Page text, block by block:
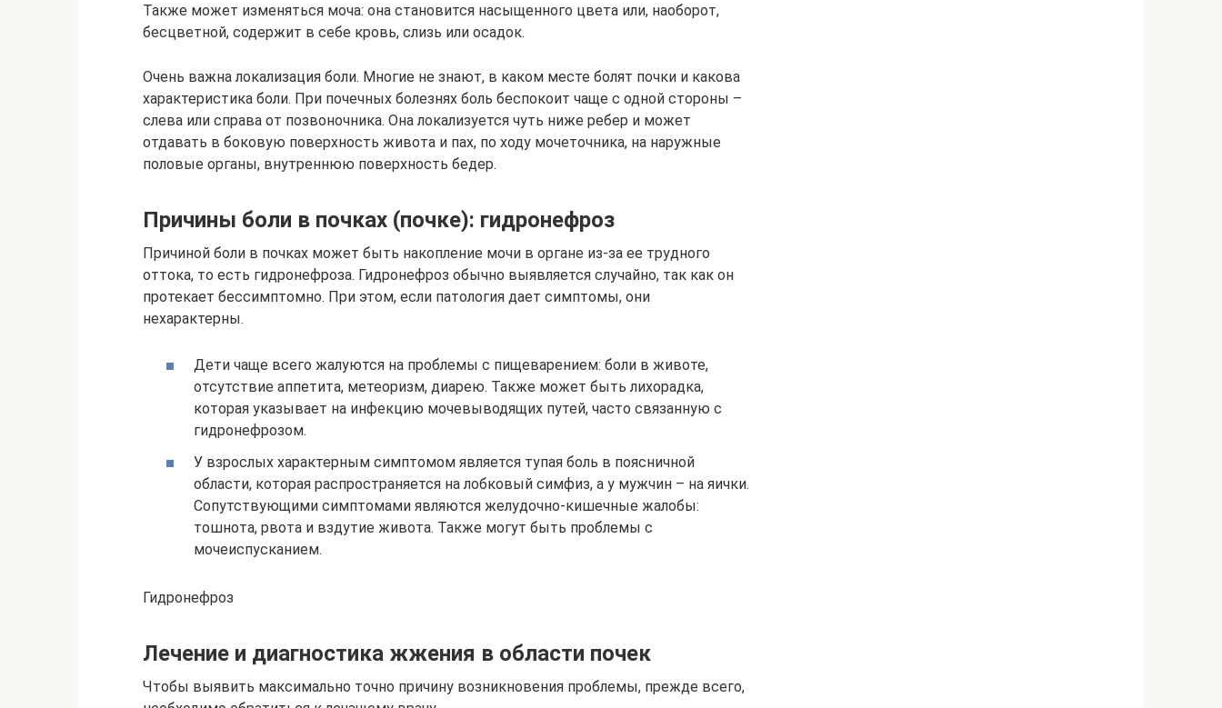
Также может изменяться моча: она становится насыщенного цвета или, наоборот,
бесцветной, содержит в себе кровь, слизь или осадок.
Очень важна локализация боли. Многие не знают, в каком месте болят почки и какова
характеристика боли. При почечных болезнях боль беспокоит чаще с одной стороны –
слева или справа от позвоночника. Она локализуется чуть ниже ребер и может
отдавать в боковую поверхность живота и пах, по ходу мочеточника, на наружные
половые органы, внутреннюю поверхность бедер.
Причины боли в почках (почке): гидронефроз
Причиной боли в почках может быть накопление мочи в органе из-за ее трудного
оттока, то есть гидронефроза. Гидронефроз обычно выявляется случайно, так как он
протекает бессимптомно. При этом, если патология дает симптомы, они
нехарактерны.
Дети чаще всего жалуются на проблемы с пищеварением: боли в животе,
отсутствие аппетита, метеоризм, диарею. Также может быть лихорадка,
которая указывает на инфекцию мочевыводящих путей, часто связанную с
гидронефрозом.
У взрослых характерным симптомом является тупая боль в поясничной
области, которая распространяется на лобковый симфиз, а у мужчин – на яички.
Сопутствующими симптомами являются желудочно-кишечные жалобы:
тошнота, рвота и вздутие живота. Также могут быть проблемы с
мочеиспусканием.
Гидронефроз
Лечение и диагностика жжения в области почек
Чтобы выявить максимально точно причину возникновения проблемы, прежде всего,